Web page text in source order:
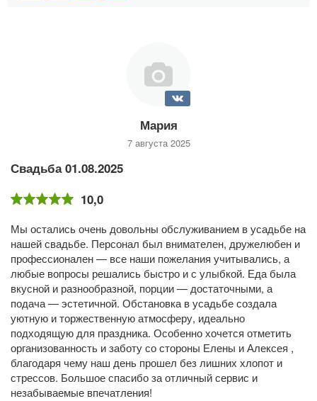
Мария
7 августа 2025
Свадьба 01.08.2025
10,0
Мы остались очень довольны обслуживанием в усадьбе на
нашей свадьбе. Персонал был внимателен, дружелюбен и
профессионален — все наши пожелания учитывались, а
любые вопросы решались быстро и с улыбкой. Еда была
вкусной и разнообразной, порции — достаточными, а
подача — эстетичной. Обстановка в усадьбе создала
уютную и торжественную атмосферу, идеально
подходящую для праздника. Особенно хочется отметить
организованность и заботу со стороны Елены и Алексея ,
благодаря чему наш день прошел без лишних хлопот и
стрессов. Большое спасибо за отличный сервис и
незабываемые впечатления!